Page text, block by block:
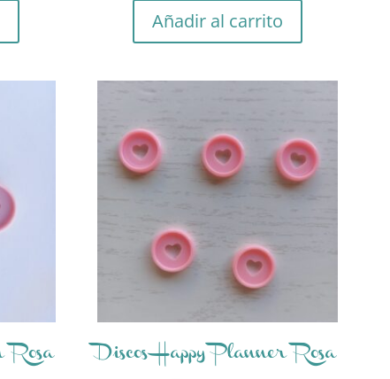
Añadir al carrito
Rosa Discos Happy Planner Rosa